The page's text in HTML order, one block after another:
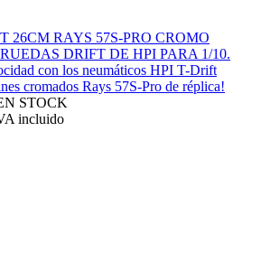
26CM RAYS 57S-PRO CROMO
DRIFT DE HPI PARA 1/10.
con los neumáticos HPI T-Drift
cromados Rays 57S-Pro de réplica!
STOCK
incluido